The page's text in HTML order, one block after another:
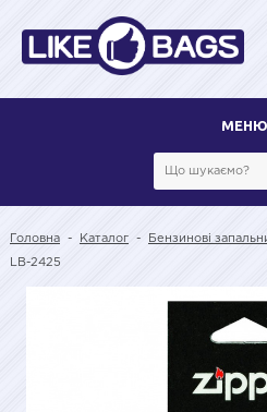
МЕНЮ
Головна - Каталог - Бензинові
LB-2425